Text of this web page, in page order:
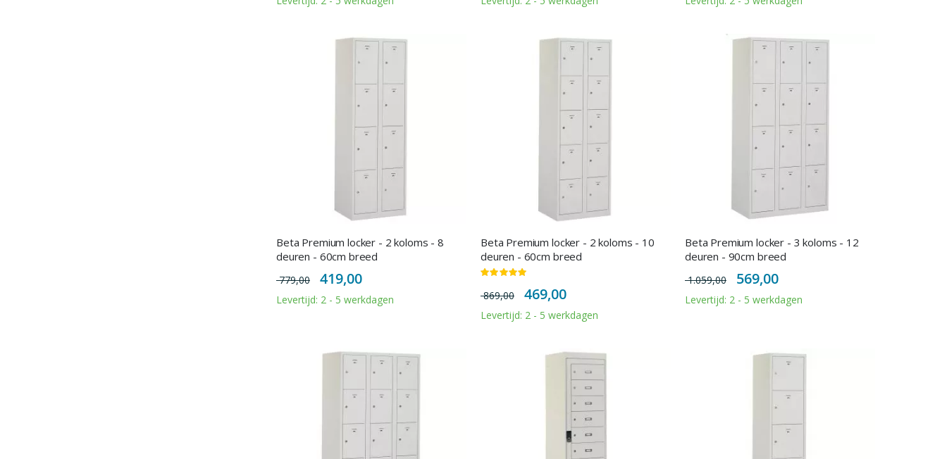
Beta Premium locker - 2 koloms - 8
deuren - 60cm breed
779,00
Special
Price
419,00
Levertijd: 2 - 5 werkdagen
Beta Premium locker - 2 koloms - 10
deuren - 60cm breed
Waardering:
869,00
Special
Price
469,00
Levertijd: 2 - 5 werkdagen
Beta Premium locker - 3 koloms - 12
deuren - 90cm breed
1.059,00
Special
Price
569,00
Levertijd: 2 - 5 werkdagen